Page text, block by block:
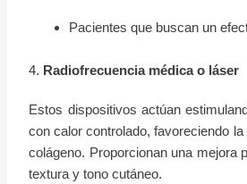
Pacientes que buscan un
4. Radiofrecuencia médica o láser
Estos dispositivos actúan
con calor controlado, favoreciendo
colágeno. Proporcionan una mejora
textura y tono cutáneo.